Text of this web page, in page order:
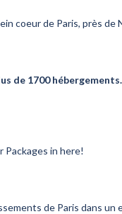
coeur de Paris, près de
de 1700 hébergements.
Packages in here!
de Paris dans